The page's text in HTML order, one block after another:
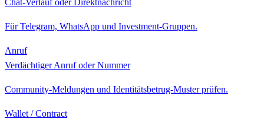
Für Telegram, WhatsApp und Investment-Gruppen.
Anruf
Verdächtiger Anruf oder Nummer
Community-Meldungen und Identitätsbetrug-Muster prüfen.
Wallet / Contract